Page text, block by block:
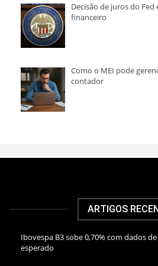
Decisão de juros do
financeiro
Como o MEI pode
contador
ARTIGOS
Ibovespa B3 sobe 0,70% com dados
esperado